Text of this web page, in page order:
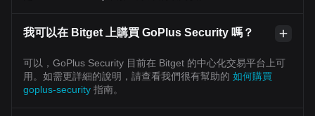
我可以在 Bitget 上購買 GoPlus Security 嗎？
可以，GoPlus Security 目前在 Bitget 的中心化交易平台上可
用。如需更詳細的說明，請查看我們很有幫助的 如何購買
goplus-security 指南。